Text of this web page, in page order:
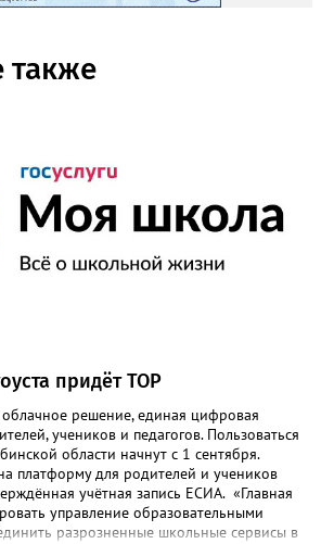
также
придёт ТОР
решение, единая цифровая
учеников и педагогов. Пользоваться
области начнут с 1 сентября.
платформу для родителей и учеников
учётная запись ЕСИА. «Главная
управление образовательными
разрозненные школьные сервисы в